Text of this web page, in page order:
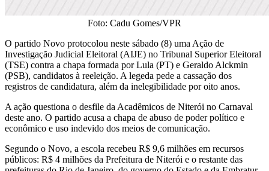
Foto: Cadu Gomes/VPR
O partido Novo protocolou neste sábado (8) uma Ação de
Investigação Judicial Eleitoral (AIJE) no Tribunal Superior Eleitoral
(TSE) contra a chapa formada por Lula (PT) e Geraldo Alckmin
(PSB), candidatos à reeleição. A legeda pede a cassação dos
registros de candidatura, além da inelegibilidade por oito anos.
A ação questiona o desfile da Acadêmicos de Niterói no Carnaval
deste ano. O partido acusa a chapa de abuso de poder político e
econômico e uso indevido dos meios de comunicação.
Segundo o Novo, a escola recebeu R$ 9,6 milhões em recursos
públicos: R$ 4 milhões da Prefeitura de Niterói e o restante das